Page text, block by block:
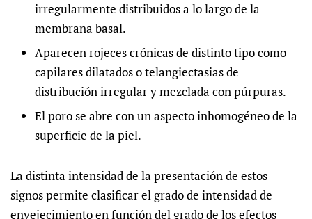
irregularmente distribuidos a lo largo de la
membrana basal.
Aparecen rojeces crónicas de distinto tipo como
capilares dilatados o telangiectasias de
distribución irregular y mezclada con púrpuras.
El poro se abre con un aspecto inhomogéneo de la
superficie de la piel.
La distinta intensidad de la presentación de estos
signos permite clasificar el grado de intensidad de
envejecimiento en función del grado de los efectos